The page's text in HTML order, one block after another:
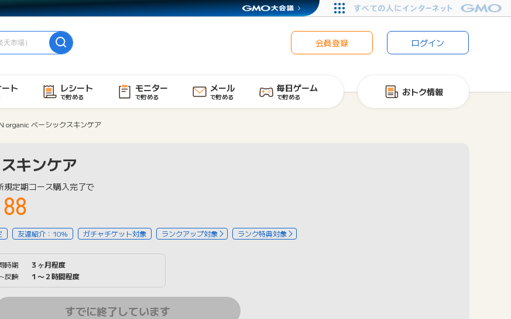
会員登録 ログイン
ト レシート
で貯める
モニター
で貯める
メール
で貯める
毎日ゲーム
で貯める おトク情報
N organic ベーシックスキンケア
キンケア
規定期コース購入完了で
友達紹介：10% ガチャチケット対象 ランクアップ対象 ランク特典対象
時期
３ヶ月程度
反映
１〜２時間程度
すでに終了しています